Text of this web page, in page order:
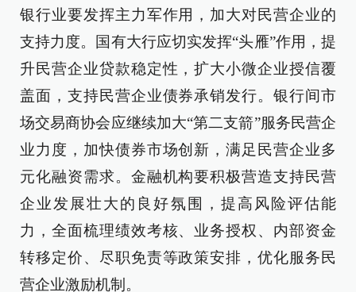
银行业要发挥主力军作用，加大对民营企业的
支持力度。国有大行应切实发挥“头雁”作用，提
升民营企业贷款稳定性，扩大小微企业授信覆
盖面，支持民营企业债券承销发行。银行间市
场交易商协会应继续加大“第二支箭”服务民营企
业力度，加快债券市场创新，满足民营企业多
元化融资需求。金融机构要积极营造支持民营
企业发展壮大的良好氛围，提高风险评估能
力，全面梳理绩效考核、业务授权、内部资金
转移定价、尽职免责等政策安排，优化服务民
营企业激励机制。